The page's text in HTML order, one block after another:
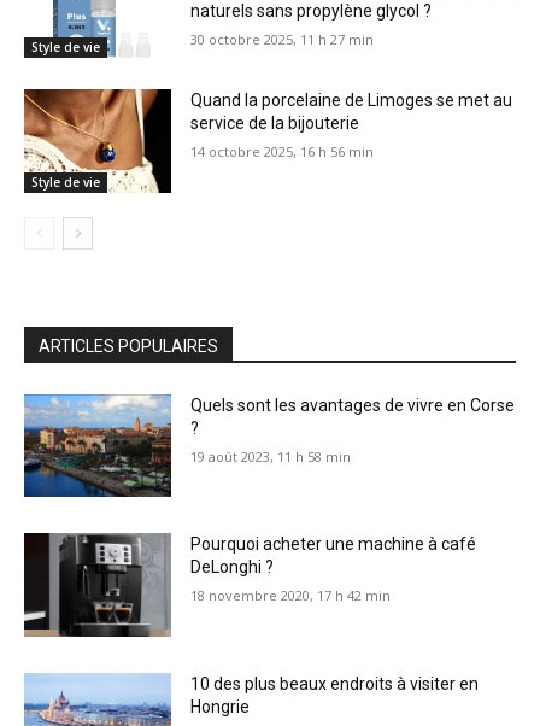
Style de vie
naturels sans propylène glycol ?
30 octobre 2025, 11 h 27 min
Style de vie
Quand la porcelaine de Limoges se met au
service de la bijouterie
14 octobre 2025, 16 h 56 min
ARTICLES POPULAIRES
Quels sont les avantages de vivre en Corse
?
19 août 2023, 11 h 58 min
Pourquoi acheter une machine à café
DeLonghi ?
18 novembre 2020, 17 h 42 min
10 des plus beaux endroits à visiter en
Hongrie